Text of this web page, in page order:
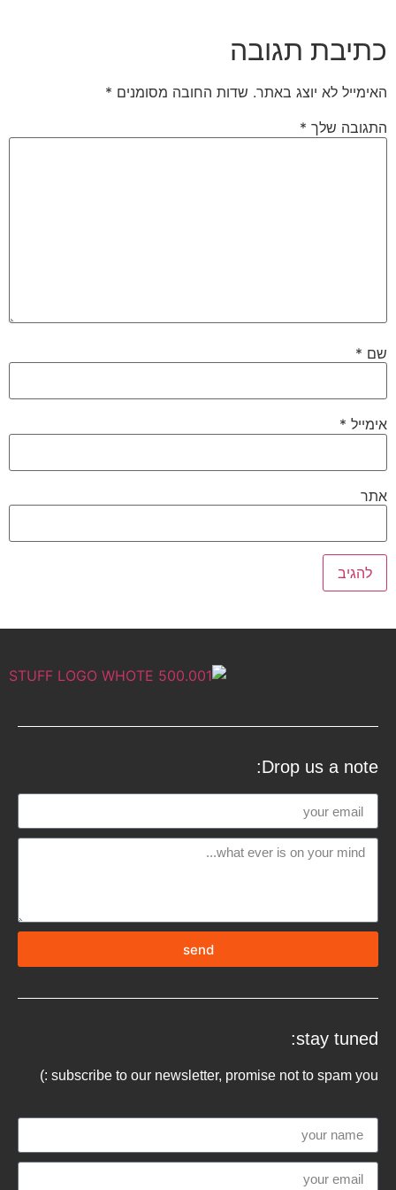
כתיבת תגובה
האימייל לא יוצג באתר. שדות החובה מסומנים *
התגובה שלך *
שם *
אימייל *
אתר
Drop us a note:
send
stay tuned:
subscribe to our newsletter, promise not to spam you :)